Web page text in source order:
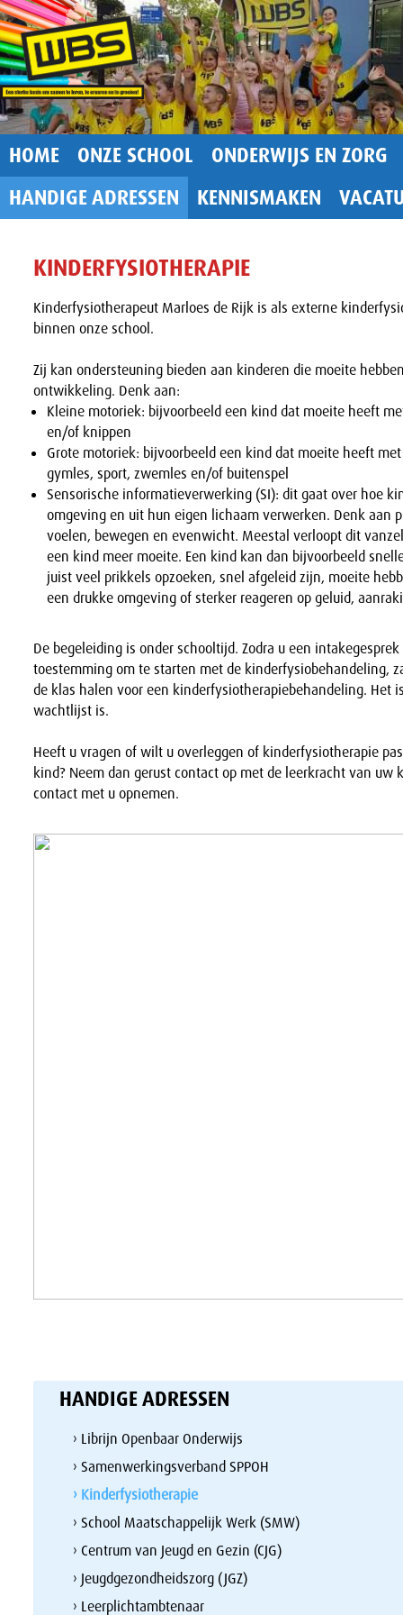
HOME ONZE SCHOOL
ONDERWIJS EN ZORG
HANDIGE ADRESSEN
KENNISMAKEN
KINDERFYSIOTHERAPIE
Kinderfysiotherapeut Marloes de Rijk is als externe
binnen onze school.
Zij kan ondersteuning bieden aan kinderen die moeite
ontwikkeling. Denk aan:
Kleine motoriek: bijvoorbeeld een kind dat moeite heeft
en/of knippen
Grote motoriek: bijvoorbeeld een kind dat moeite heeft
gymles, sport, zwemles en/of buitenspel
Sensorische informatieverwerking (SI): dit gaat over hoe
omgeving en uit hun eigen lichaam verwerken. Denk aan
voelen, bewegen en evenwicht. Meestal verloopt dit
een kind meer moeite. Een kind kan dan bijvoorbeeld
juist veel prikkels opzoeken, snel afgeleid zijn, moeite
een drukke omgeving of sterker reageren op geluid,
De begeleiding is onder schooltijd. Zodra u een
toestemming om te starten met de kinderfysiobehandeling,
de klas halen voor een kinderfysiotherapiebehandeling. Het
wachtlijst is.
Heeft u vragen of wilt u overleggen of kinderfysiotherapie
kind? Neem dan gerust contact op met de leerkracht van uw
contact met u opnemen.
HANDIGE ADRESSEN
› Librijn Openbaar Onderwijs
› Samenwerkingsverband SPPOH
› Kinderfysiotherapie
› School Maatschappelijk Werk (SMW)
› Centrum van Jeugd en Gezin (CJG)
› Jeugdgezondheidszorg (JGZ)
› Leerplichtambtenaar